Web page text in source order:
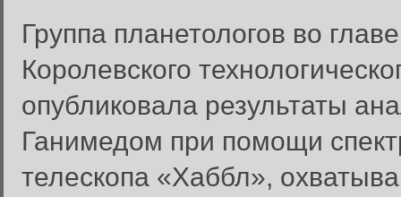
Группа планетологов во
Королевского
опубликовала результаты
Ганимедом при помощи
телескопа «Хаббл»,